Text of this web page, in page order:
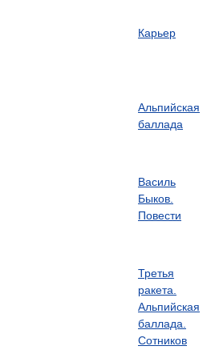
Карьер
Альпийская
баллада
Василь
Быков.
Повести
Третья
ракета.
Альпийская
баллада.
Сотников